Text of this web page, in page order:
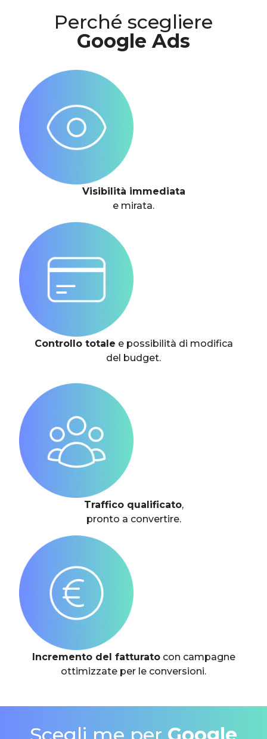
Perché scegliere
Google Ads
Visibilità immediata
e mirata.
Controllo totale e possibilità di modifica
del budget.
Traffico qualificato,
pronto a convertire.
Incremento del fatturatocon campagne
ottimizzate per le conversioni.